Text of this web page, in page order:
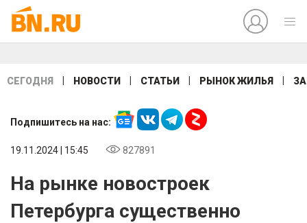
СЕГОДНЯ НОВОСТИ СТАТЬИ РЫНОК ЖИЛЬЯ
Подпишитесь на нас:
19.11.2024 | 15:45 827891
На рынке новостроек
Петербурга существенно